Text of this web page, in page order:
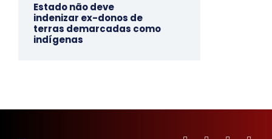
Estado não deve
indenizar ex-donos de
terras demarcadas como
indígenas